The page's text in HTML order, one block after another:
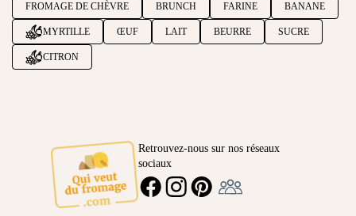
FROMAGE DE CHÈVRE BRUNCH FARINE BANANE
MYRTILLE ŒUF LAIT BEURRE SUCRE
CITRON
Retrouvez-nous sur nos réseaux
sociaux
FACEBOOKINSTAGRAMPINTEREST